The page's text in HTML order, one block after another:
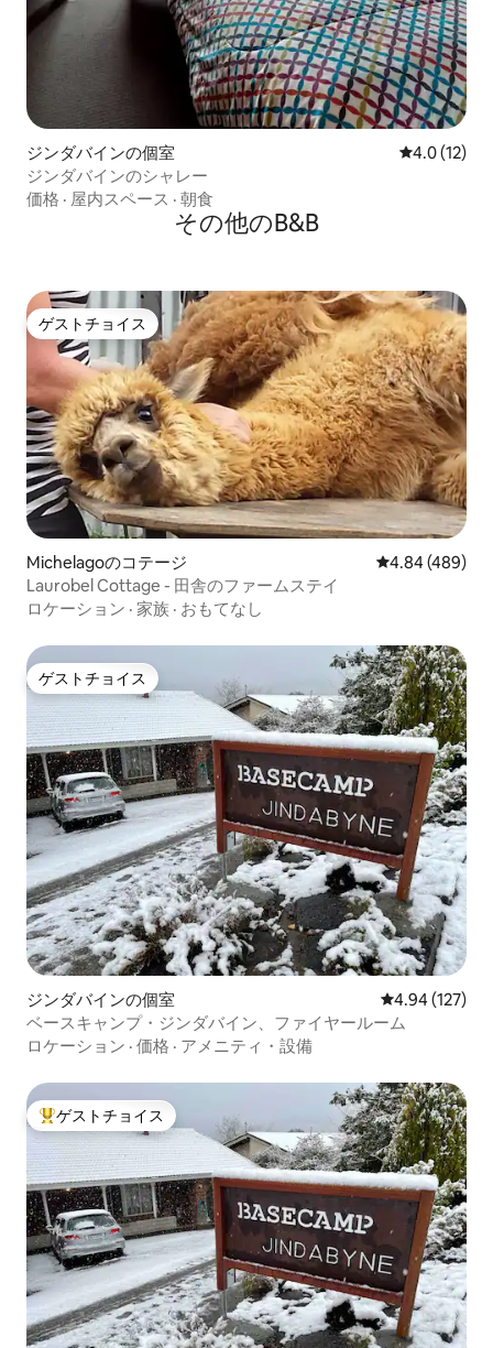
ジンダバインの個室 レビュー12
4.0 (12)
ジンダバインのシャレー
価格 · 屋内スペース · 朝食
その他のB&B
ゲストチョイス
ゲストチョイス
Michelagoのコテージ レビュー489
4.84 (489)
Laurobel Cottage - 田舎のファームステイ
ロケーション · 家族 · おもてなし
ゲストチョイス
ゲストチョイス
ジンダバインの個室 レビュー127
4.94 (127)
ベースキャンプ・ジンダバイン、ファイヤールーム
ロケーション · 価格 · アメニティ・設備
大好評のゲストチョイスです。
ゲストチョイス